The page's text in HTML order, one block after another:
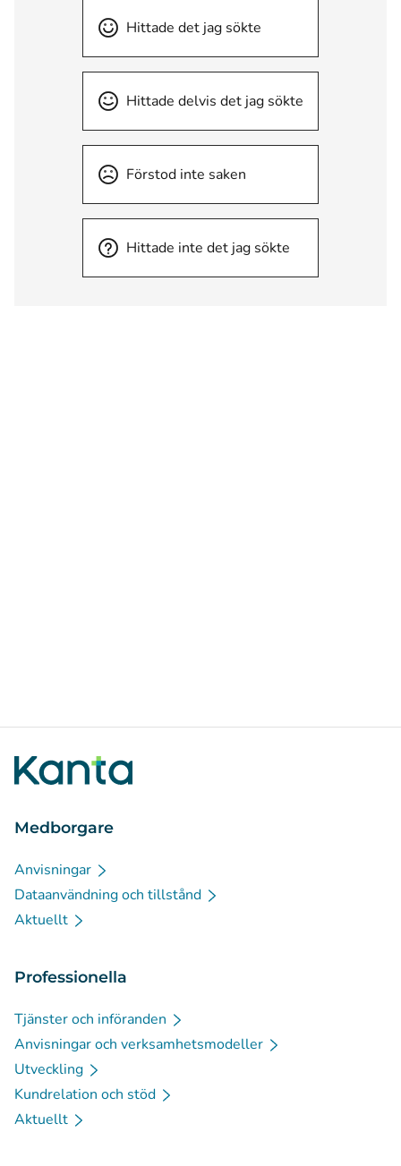
Hittade det jag sökte
Hittade delvis det jag sökte
Förstod inte saken
Hittade inte det jag sökte
Medborgare
Anvisningar
Dataanvändning och tillstånd
Aktuellt
Professionella
Tjänster och införanden
Anvisningar och verksamhetsmodeller
Utveckling
Kundrelation och stöd
Aktuellt